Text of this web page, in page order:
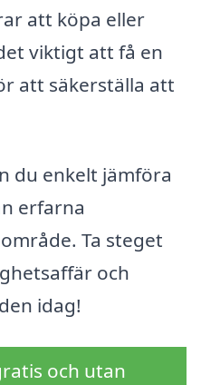
att köpa eller
viktigt att få en
att säkerställa att
du enkelt jämföra
erfarna
Ta steget
och
idag!
och utan